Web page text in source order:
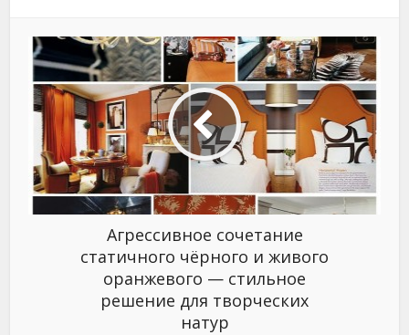
Агрессивное сочетание
статичного чёрного и живого
оранжевого — стильное
решение для творческих
натур